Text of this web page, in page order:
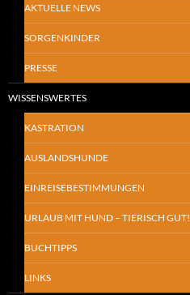
AKTUELLE NEWS
SORGENKINDER
PRESSE
WISSENSWERTES
KASTRATION
AUSLANDSHUNDE
EINREISEBESTIMMUNGEN
URLAUB MIT HUND – TIERISCH GUT!
BUCHTIPPS
LINKS